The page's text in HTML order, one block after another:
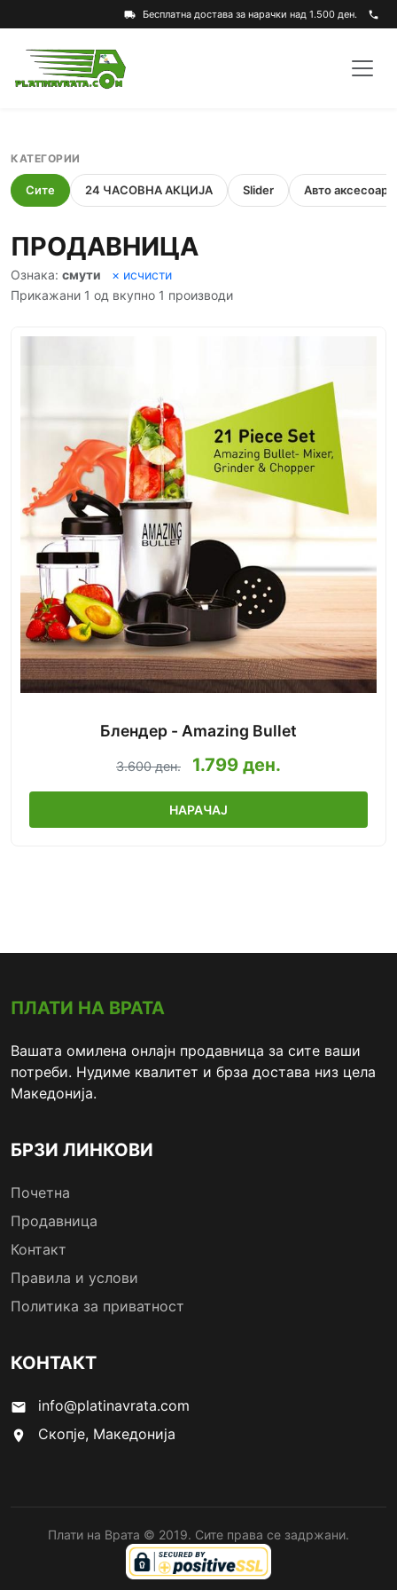
local_shipping Бесплатна достава за нарачки над 1.500 ден. phone
КАТЕГОРИИ
Сите 24 ЧАСОВНА АКЦИЈА Slider Авто аксесоари
ПРОДАВНИЦА
Ознака: смути
× исчисти
Прикажани 1 од вкупно 1 производи
Блендер - Amazing Bullet
3.600 ден. 1.799 ден.
НАРАЧАЈ
ПЛАТИ НА ВРАТА
Вашата омилена онлајн продавница за сите ваши
потреби. Нудиме квалитет и брза достава низ цела
Македонија.
БРЗИ ЛИНКОВИ
Почетна
Продавница
Контакт
Правила и услови
Политика за приватност
КОНТАКТ
email info@platinavrata.com
location_on Скопје, Македонија
Плати на Врата © 2019. Сите права се задржани.